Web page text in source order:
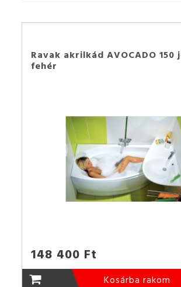
Ravak akrilkád AVOCADO 150
fehér
148 400 Ft
Kosárba rakom